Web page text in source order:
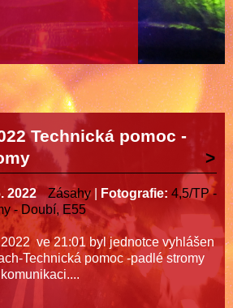
Technická pomoc -
2022 Zásahy Fotografie: 4,5/TP -
- Doubí, E55
ve 21:01 byl jednotce vyhlášen
Technická pomoc -padlé stromy